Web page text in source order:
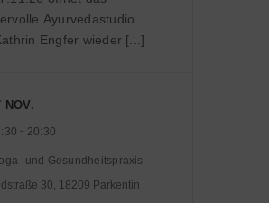
Ayurvedastudio
von Kathrin Engfer wieder [...]
NOV.
- 20:30
und Gesundheitspraxis
30, 18209 Parkentin